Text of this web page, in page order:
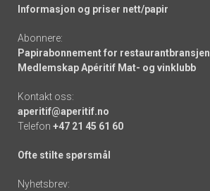
Informasjon og priser nett/papir
Abonnere:
Papirabonnement for restaurantbransjen
Medlemskap Apéritif Mat- og vinklubb
Kontakt oss:
aperitif@aperitif.no
Telefon +47 21 45 61 60
Ofte stilte spørsmål
Nyhetsbrev: